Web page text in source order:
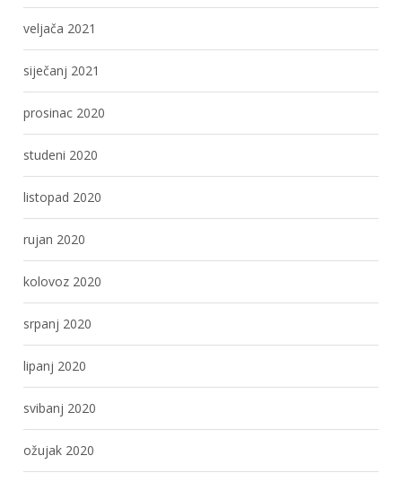
veljača 2021
siječanj 2021
prosinac 2020
studeni 2020
listopad 2020
rujan 2020
kolovoz 2020
srpanj 2020
lipanj 2020
svibanj 2020
ožujak 2020